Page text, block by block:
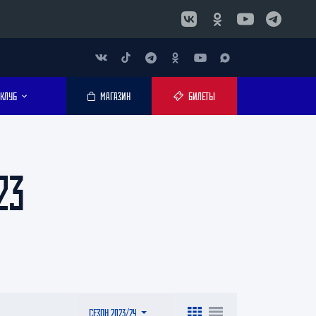
КЛУБ МАГАЗИН БИЛЕТЫ
СЕЗОН 2023/24